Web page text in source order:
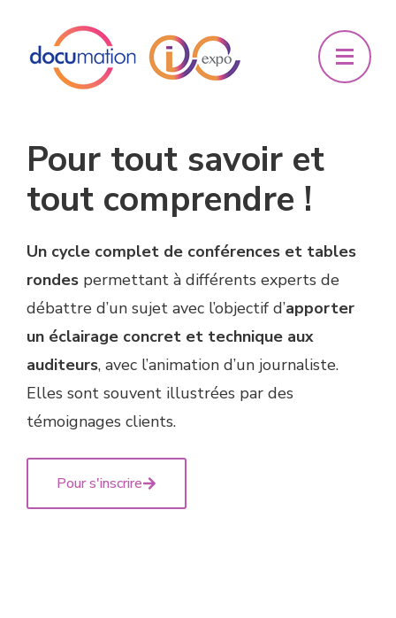
Pour tout savoir et
tout comprendre !
Un cycle complet de conférences et tables
rondes permettant à différents experts de
débattre d’un sujet avec l’objectif d’apporter
un éclairage concret et technique aux
auditeurs, avec l’animation d’un journaliste.
Elles sont souvent illustrées par des
témoignages clients.
Pour s'inscrire